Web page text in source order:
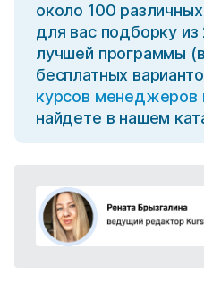
около 100
для вас подборку из
лучшей программы
бесплатных
курсов менеджеров
найдете в нашем